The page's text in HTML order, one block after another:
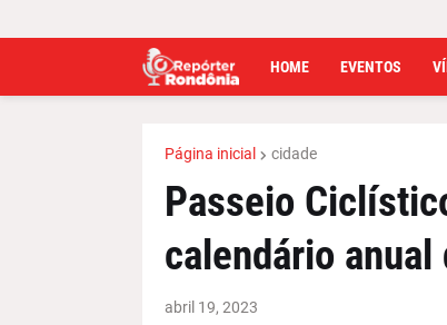
HOME EVENTOS
Página inicial cidade
Passeio
calendário
abril 19, 2023